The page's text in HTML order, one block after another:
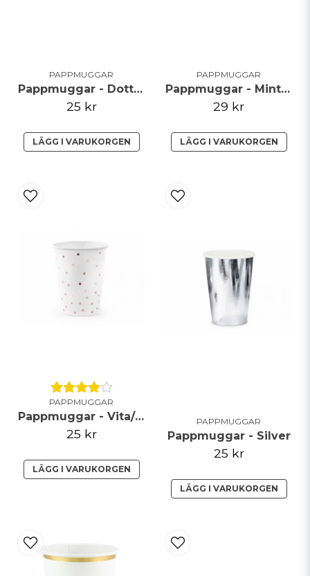
PAPPMUGGAR
Pappmuggar - Dotty - Guldprickar
25 kr
LÄGG I VARUKORGEN
PAPPMUGGAR
Pappmuggar - Mint - Guldkant
29 kr
LÄGG I VARUKORGEN
PAPPMUGGAR
Pappmuggar - Vita/Roséguld
25 kr
LÄGG I VARUKORGEN
PAPPMUGGAR
Pappmuggar - Silver
25 kr
LÄGG I VARUKORGEN